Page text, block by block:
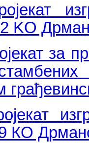
KO
за
КО